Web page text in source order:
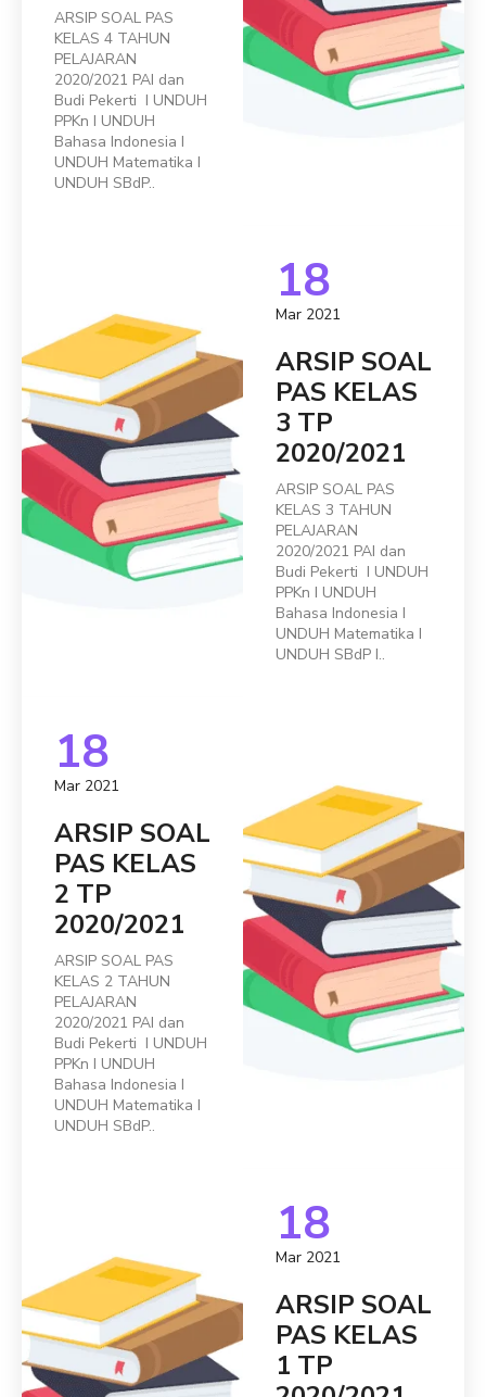
ARSIP SOAL PAS
KELAS 4 TAHUN
PELAJARAN
2020/2021 PAI dan
Budi Pekerti I UNDUH
PPKn I UNDUH
Bahasa Indonesia I
UNDUH Matematika I
UNDUH SBdP..
18
Mar 2021
ARSIP SOAL
PAS KELAS
3 TP
2020/2021
ARSIP SOAL PAS
KELAS 3 TAHUN
PELAJARAN
2020/2021 PAI dan
Budi Pekerti I UNDUH
PPKn I UNDUH
Bahasa Indonesia I
UNDUH Matematika I
UNDUH SBdP I..
18
Mar 2021
ARSIP SOAL
PAS KELAS
2 TP
2020/2021
ARSIP SOAL PAS
KELAS 2 TAHUN
PELAJARAN
2020/2021 PAI dan
Budi Pekerti I UNDUH
PPKn I UNDUH
Bahasa Indonesia I
UNDUH Matematika I
UNDUH SBdP..
18
Mar 2021
ARSIP SOAL
PAS KELAS
1 TP